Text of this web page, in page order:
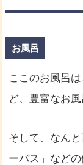
お風呂
ここのお風呂
ど、豊富なお風
そして、なん
ーバス」などの